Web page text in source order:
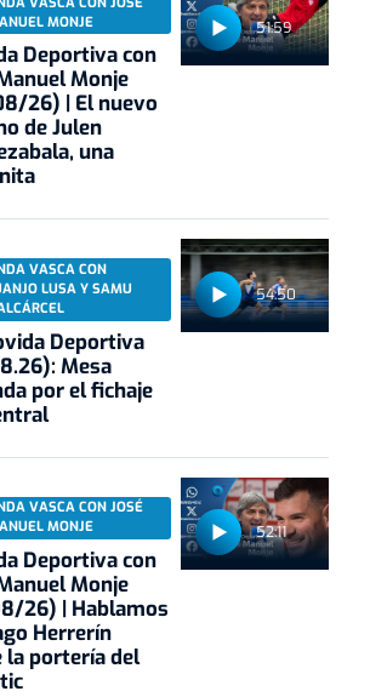
51:59
MONJE
Deportiva con
Monje
26) | El nuevo
de Julen
una
54:50
VASCA CON
LUSA Y SAMU
Deportiva
Mesa
por el fichaje
52:11
VASCA CON JOSÉ
MONJE
Deportiva con
Monje
26) | Hablamos
Herrerín
la portería del